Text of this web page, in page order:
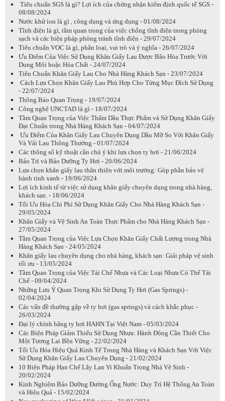
Tiêu chuẩn SGS là gì? Lợi ích của chứng nhận kiểm định quốc tế SGS -
08/08/2024
Nước khử ion là gì , công dụng và ứng dụng - 01/08/2024
Tĩnh điện là gì, tầm quan trọng của việc chống tĩnh điện trong phòng
sạch và các biện pháp phòng tránh tĩnh điện - 29/07/2024
Tiêu chuẩn VOC là gì, phân loại, vai trò và ý nghĩa - 26/07/2024
Ưu Điểm Của Việc Sử Dụng Khăn Giấy Lau Được Bão Hòa Trước Với
Dung Môi hoặc Hóa Chất - 24/07/2024
Tiêu Chuẩn Khăn Giấy Lau Cho Nhà Hàng Khách Sạn - 23/07/2024
Cách Lựa Chọn Khăn Giấy Lau Phù Hợp Cho Từng Mục Đích Sử Dụng
- 22/07/2024
Thông Báo Quan Trọng - 19/07/2024
Công nghệ UNCTAD là gì - 18/07/2024
Tầm Quan Trọng của Việc Thấm Dầu Thực Phẩm và Sử Dụng Khăn Giấy
Đạt Chuẩn trong Nhà Hàng Khách Sạn - 04/07/2024
Ưu Điểm Của Khăn Giấy Lau Chuyên Dụng Dầu Mỡ So Với Khăn Giấy
Và Vải Lau Thông Thường - 01/07/2024
Các thông số kỹ thuật cần chú ý khi lựa chọn ty hơi - 21/06/2024
Bảo Trì và Bảo Dưỡng Ty Hơi - 20/06/2024
Lựa chọn khăn giấy lau thân thiện với môi trường: Góp phần bảo vệ
hành tinh xanh - 19/06/2024
Lợi ích kinh tế từ việc sử dụng khăn giấy chuyên dụng trong nhà hàng,
khách sạn. - 18/06/2024
Tối Ưu Hóa Chi Phí Sử Dụng Khăn Giấy Cho Nhà Hàng Khách Sạn -
29/05/2024
Khăn Giấy và Vệ Sinh An Toàn Thực Phẩm cho Nhà Hàng Khách Sạn -
27/05/2024
Tầm Quan Trọng của Việc Lựa Chọn Khăn Giấy Chất Lượng trong Nhà
Hàng Khách Sạn - 24/05/2024
Khăn giấy lau chuyên dụng cho nhà hàng, khách sạn: Giải pháp vệ sinh
tối ưu - 13/05/2024
Tầm Quan Trọng của Việc Tái Chế Nhựa và Các Loại Nhựa Có Thể Tái
Chế - 09/04/2024
Những Lưu Ý Quan Trọng Khi Sử Dụng Ty Hơi (Gas Springs) -
02/04/2024
Các vấn đề thường gặp về ty hơi (gas springs) và cách khắc phục -
26/03/2024
Đại lý chính hãng ty hơi HAHN Tại Việt Nam - 05/03/2024
Các Biện Pháp Giảm Thiểu Sử Dụng Nhựa: Hành Động Cần Thiết Cho
Một Tương Lai Bền Vững - 22/02/2024
Tối Ưu Hóa Hiệu Quả Kinh Tế Trong Nhà Hàng và Khách Sạn Với Việc
Sử Dụng Khăn Giấy Lau Chuyên Dụng - 21/02/2024
10 Biện Pháp Hạn Chế Lây Lan Vi Khuẩn Trong Nhà Vệ Sinh -
20/02/2024
Kinh Nghiệm Bảo Dưỡng Đường Ống Nước: Duy Trì Hệ Thống An Toàn
và Hiệu Quả - 15/02/2024